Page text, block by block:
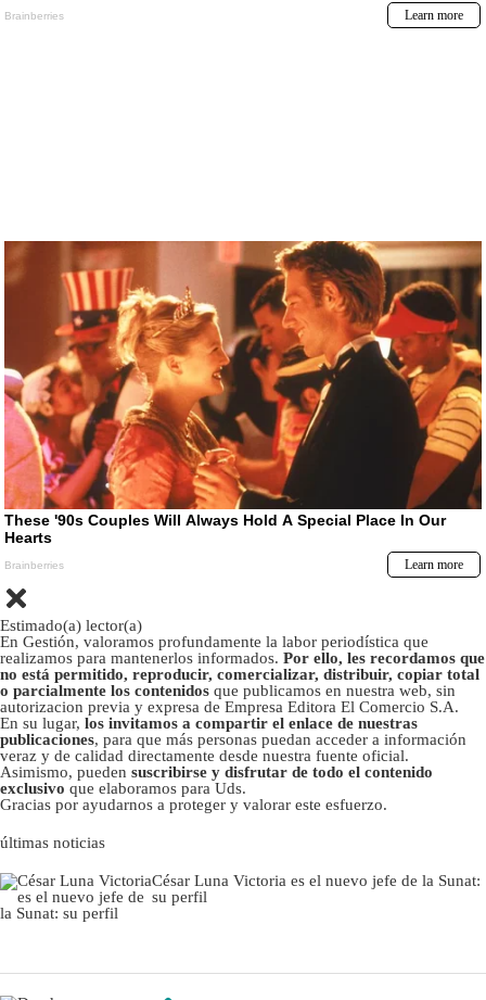
Estimado(a) lector(a)
En Gestión, valoramos profundamente la labor periodística que
realizamos para mantenerlos informados. Por ello, les recordamos que
no está permitido, reproducir, comercializar, distribuir, copiar total
o parcialmente los contenidos que publicamos en nuestra web, sin
autorizacion previa y expresa de Empresa Editora El Comercio S.A.
En su lugar, los invitamos a compartir el enlace de nuestras
publicaciones, para que más personas puedan acceder a información
veraz y de calidad directamente desde nuestra fuente oficial.
Asimismo, pueden suscribirse y disfrutar de todo el contenido
exclusivo que elaboramos para Uds.
Gracias por ayudarnos a proteger y valorar este esfuerzo.
últimas noticias
César Luna Victoria es el nuevo jefe de la Sunat:
su perfil